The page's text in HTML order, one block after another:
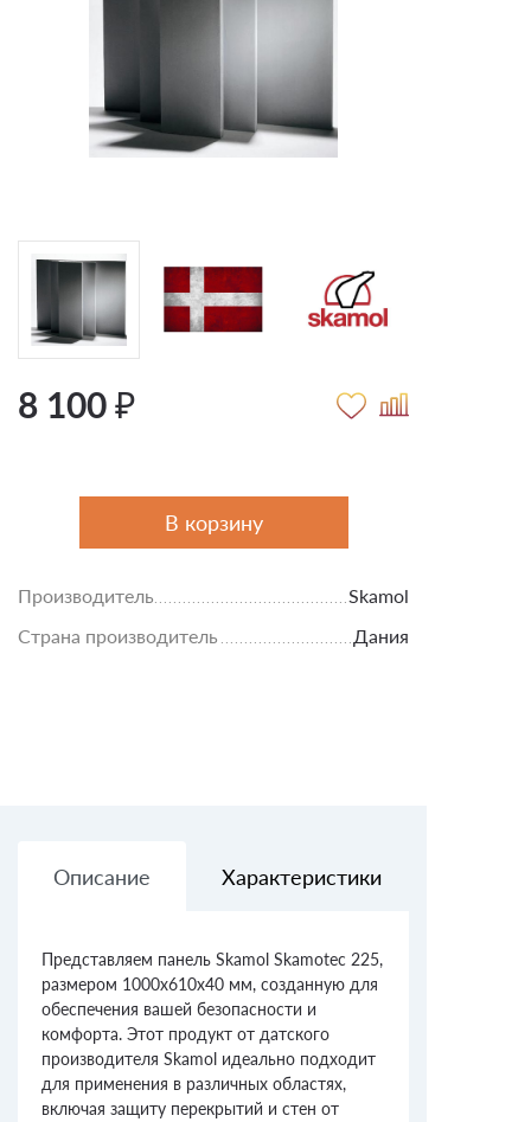
8 100 ₽
В корзину
Производитель
Skamol
Страна производитель
Дания
Описание Характеристики
Представляем панель Skamol Skamotec 225,
размером 1000х610х40 мм, созданную для
обеспечения вашей безопасности и
комфорта. Этот продукт от датского
производителя Skamol идеально подходит
для применения в различных областях,
включая защиту перекрытий и стен от